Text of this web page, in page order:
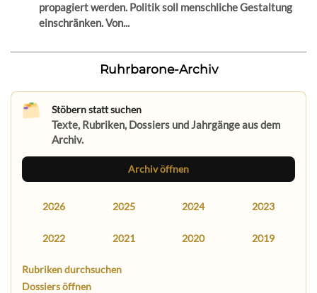
propagiert werden. Politik soll menschliche Gestaltung
einschränken. Von...
Ruhrbarone-Archiv
Stöbern statt suchen
Texte, Rubriken, Dossiers und Jahrgänge aus dem
Archiv.
Archiv öffnen
2026 2025 2024 2023
2022 2021 2020 2019
Rubriken durchsuchen
Dossiers öffnen